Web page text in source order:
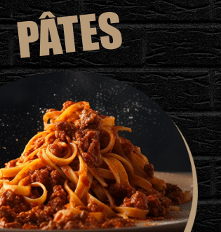
PÂTES